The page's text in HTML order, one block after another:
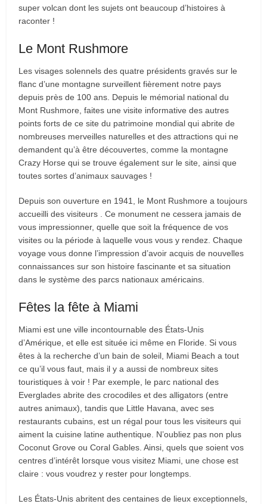
super volcan dont les sujets ont beaucoup d’histoires à
raconter !
Le Mont Rushmore
Les visages solennels des quatre présidents gravés sur le
flanc d’une montagne surveillent fièrement notre pays
depuis près de 100 ans. Depuis le mémorial national du
Mont Rushmore, faites une visite informative des autres
points forts de ce site du patrimoine mondial qui abrite de
nombreuses merveilles naturelles et des attractions qui ne
demandent qu’à être découvertes, comme la montagne
Crazy Horse qui se trouve également sur le site, ainsi que
toutes sortes d’animaux sauvages !
Depuis son ouverture en 1941, le Mont Rushmore a toujours
accueilli des visiteurs . Ce monument ne cessera jamais de
vous impressionner, quelle que soit la fréquence de vos
visites ou la période à laquelle vous vous y rendez. Chaque
voyage vous donne l’impression d’avoir acquis de nouvelles
connaissances sur son histoire fascinante et sa situation
dans le système des parcs nationaux américains.
Fêtes la fête à Miami
Miami est une ville incontournable des États-Unis
d’Amérique, et elle est située ici même en Floride. Si vous
êtes à la recherche d’un bain de soleil, Miami Beach a tout
ce qu’il vous faut, mais il y a aussi de nombreux sites
touristiques à voir ! Par exemple, le parc national des
Everglades abrite des crocodiles et des alligators (entre
autres animaux), tandis que Little Havana, avec ses
restaurants cubains, est un régal pour tous les visiteurs qui
aiment la cuisine latine authentique. N’oubliez pas non plus
Coconut Grove ou Coral Gables. Ainsi, quels que soient vos
centres d’intérêt lorsque vous visitez Miami, une chose est
claire : vous voudrez y rester pour longtemps.
Les États-Unis abritent des centaines de lieux exceptionnels,